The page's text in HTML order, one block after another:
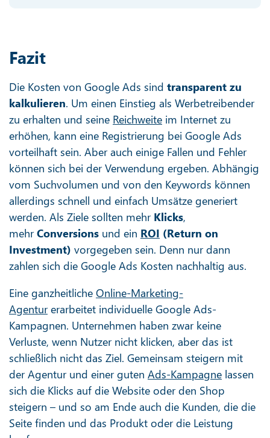
Fazit
Die Kosten von Google Ads sind transparent zu
kalkulieren. Um einen Einstieg als Werbetreibender
zu erhalten und seine Reichweite im Internet zu
erhöhen, kann eine Registrierung bei Google Ads
vorteilhaft sein. Aber auch einige Fallen und Fehler
können sich bei der Verwendung ergeben. Abhängig
vom Suchvolumen und von den Keywords können
allerdings schnell und einfach Umsätze generiert
werden. Als Ziele sollten mehr Klicks,
mehrConversions und ein ROI (Return on
Investment) vorgegeben sein. Denn nur dann
zahlen sich die Google Ads Kosten nachhaltig aus.
Eine ganzheitliche Online-Marketing-
Agenturerarbeitet individuelle Google Ads-
Kampagnen. Unternehmen haben zwar keine
Verluste, wenn Nutzer nicht klicken, aber das ist
schließlich nicht das Ziel. Gemeinsam steigern mit
der Agentur und einer guten Ads-Kampagne lassen
sich die Klicks auf die Website oder den Shop
steigern – und so am Ende auch die Kunden, die die
Seite finden und das Produkt oder die Leistung